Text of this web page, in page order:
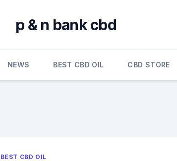
p & n bank cbd
NEWS BEST CBD OIL CBD STORE
BEST CBD OIL